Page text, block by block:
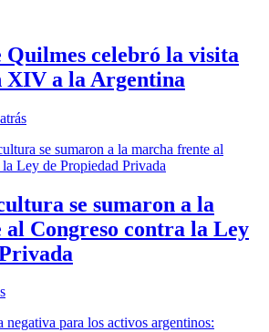
Quilmes celebró la visita
XIV a la Argentina
se sumaron a la
Congreso contra la Ley